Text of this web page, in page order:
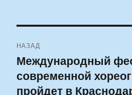
по
записям
НАЗАД
Предыдущая
запись:
Международный
современной
пройдет в